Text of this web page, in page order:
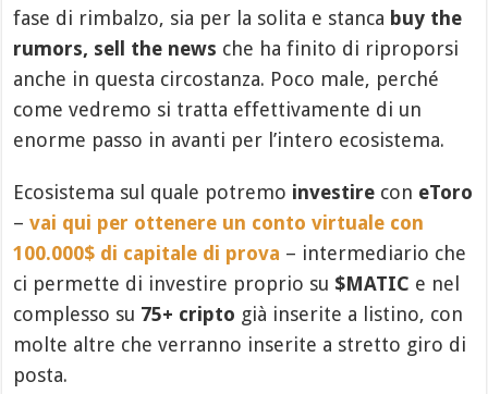
fase di rimbalzo, sia per la solita e stanca buy the
rumors, sell the news che ha finito di riproporsi
anche in questa circostanza. Poco male, perché
come vedremo si tratta effettivamente di un
enorme passo in avanti per l’intero ecosistema.
Ecosistema sul quale potremo investire con eToro
–vai qui per ottenere un conto virtuale con
100.000$ di capitale di prova – intermediario che
ci permette di investire proprio su $MATIC e nel
complesso su 75+ cripto già inserite a listino, con
molte altre che verranno inserite a stretto giro di
posta.